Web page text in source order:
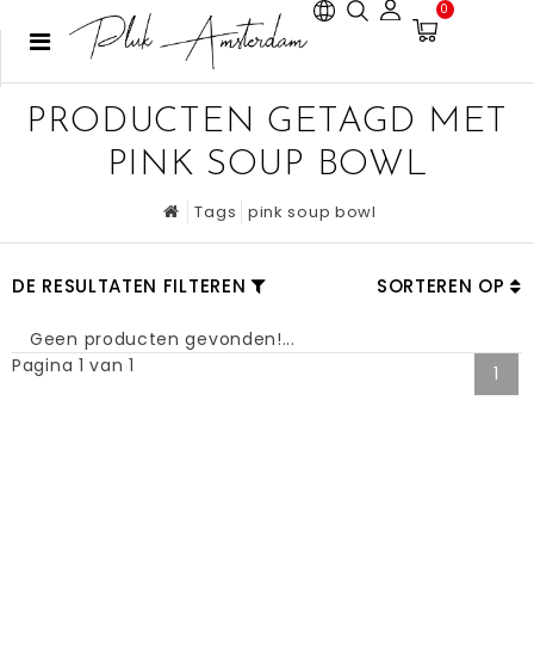
0
PRODUCTEN GETAGD MET
PINK SOUP BOWL
Tags pink soup bowl
DE RESULTATEN FILTEREN SORTEREN OP
Geen producten gevonden!...
Pagina 1 van 1
1